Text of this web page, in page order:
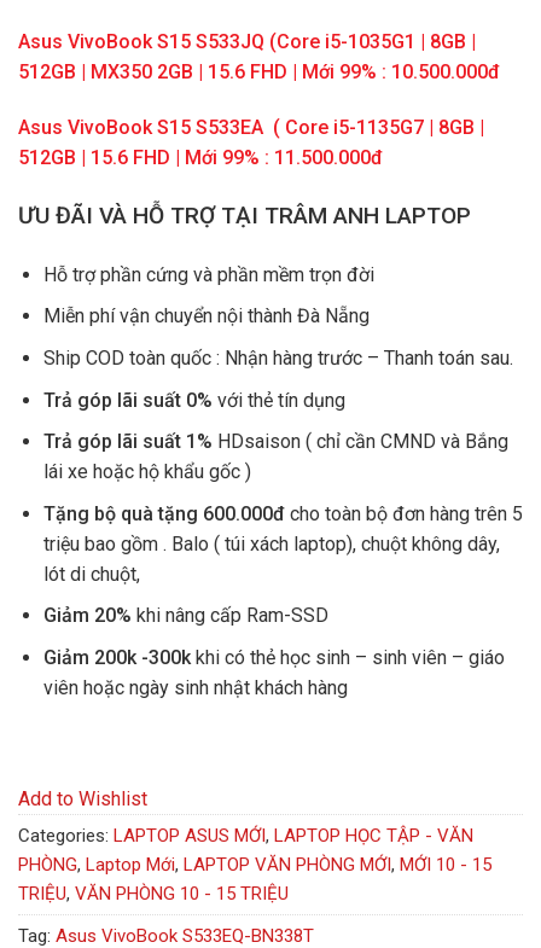
Asus VivoBook S15 S533JQ (Core i5-1035G1 | 8GB |
512GB | MX350 2GB | 15.6 FHD | Mới 99% : 10.500.000đ
Asus VivoBook S15 S533EA ( Core i5-1135G7 | 8GB |
512GB | 15.6 FHD | Mới 99% : 11.500.000đ
ƯU ĐÃI VÀ HỖ TRỢ TẠI TRÂM ANH LAPTOP
Hỗ trợ phần cứng và phần mềm trọn đời
Miễn phí vận chuyển nội thành Đà Nẵng
Ship COD toàn quốc : Nhận hàng trước – Thanh toán sau.
Trả góp lãi suất 0% với thẻ tín dụng
Trả góp lãi suất 1% HDsaison ( chỉ cần CMND và Bắng
lái xe hoặc hộ khẩu gốc )
Tặng bộ quà tặng 600.000đ cho toàn bộ đơn hàng trên 5
triệu bao gồm . Balo ( túi xách laptop), chuột không dây,
lót di chuột,
Giảm 20% khi nâng cấp Ram-SSD
Giảm 200k -300kkhi có thẻ học sinh – sinh viên – giáo
viên hoặc ngày sinh nhật khách hàng
Add to Wishlist
Categories: LAPTOP ASUS MỚI, LAPTOP HỌC TẬP - VĂN
PHÒNG, Laptop Mới, LAPTOP VĂN PHÒNG MỚI, MỚI 10 - 15
TRIỆU, VĂN PHÒNG 10 - 15 TRIỆU
Tag: Asus VivoBook S533EQ-BN338T